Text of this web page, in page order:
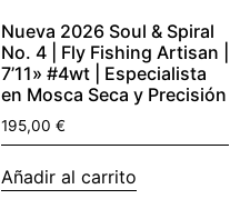
Nueva 2026 Soul & Spiral
No. 4 | Fly Fishing Artisan |
7’11» #4wt | Especialista
en Mosca Seca y Precisión
195,00 €
Añadir al carrito